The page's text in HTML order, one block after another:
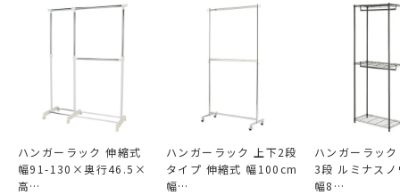
ハンガーラック 伸縮式
幅91-130×奥行46.5×
高…
ハンガーラック 上下2段
タイプ 伸縮式 幅100cm
幅…
ハンガーラッ
3段 ルミナス
幅8…